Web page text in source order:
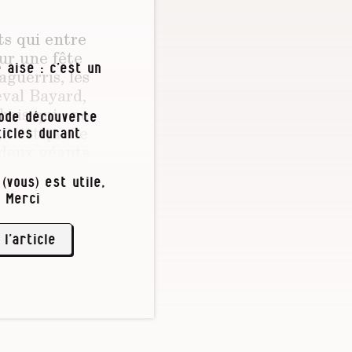
qui entre
une fête
les
Bayard,
qui « ne
ça : le
géants
de
Ce
Europe.
selon la
: c’est un
découverte
durant
est utile,
Merci
l’article